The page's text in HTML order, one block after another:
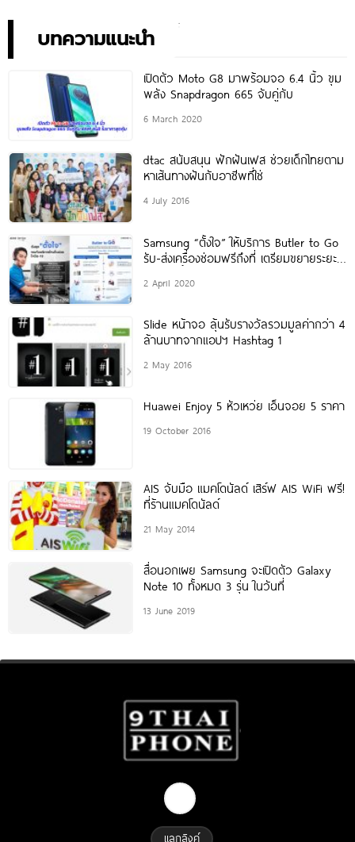
บทความแนะนำ
เปิดตัว Moto G8 มาพร้อมจอ 6.4 นิ้ว ขุม
พลัง Snapdragon 665 จับคู่กับ
6 March 2020
dtac สนับสนุน ฟักฝันเฟส ช่วยเด็กไทยตาม
หาเส้นทางฝันกับอาชีพที่ใช่
4 July 2016
Samsung “ตั้งใจ” ให้บริการ Butler to Go
รับ-ส่งเครื่องซ่อมฟรีถึงที่ เตรียมขยายระยะ
2 April 2020
Slide หน้าจอ ลุ้นรับรางวัลรวมมูลค่ากว่า 4
ล้านบาทจากแอปฯ Hashtag 1
2 May 2016
Huawei Enjoy 5 หัวเหว่ย เอ็นจอย 5 ราคา
19 October 2016
AIS จับมือ แมคโดนัลด์ เสิร์ฟ AIS WiFi ฟรี!
ที่ร้านแมคโดนัลด์
21 May 2014
สื่อนอกเผย Samsung จะเปิดตัว Galaxy
Note 10 ทั้งหมด 3 รุ่น ในวันที่
13 June 2019
แลกลิงค์